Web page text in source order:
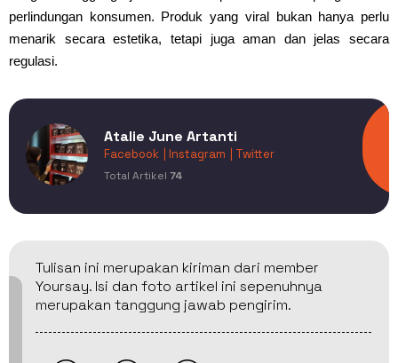
perlindungan konsumen. Produk yang viral bukan hanya perlu
menarik secara estetika, tetapi juga aman dan jelas secara
regulasi.
Atalie June Artanti
Facebook | Instagram | Twitter
Total Artikel 74
Tulisan ini merupakan kiriman dari member
Yoursay. Isi dan foto artikel ini sepenuhnya
merupakan tanggung jawab pengirim.